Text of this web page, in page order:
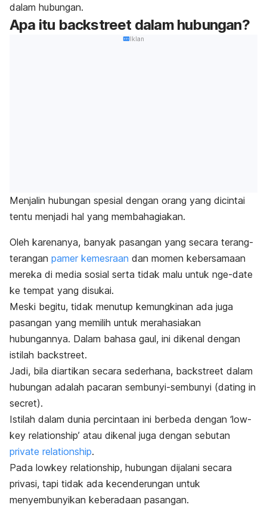
dalam hubungan.
Apa itu backstreetdalam hubungan?
Iklan
Menjalin hubungan spesial dengan orang yang dicintai
tentu menjadi hal yang membahagiakan.
Oleh karenanya, banyak pasangan yang secara terang-
terangan pamer kemesraan dan momen kebersamaan
mereka di media sosial serta tidak malu untuk nge-date
ke tempat yang disukai.
Meski begitu, tidak menutup kemungkinan ada juga
pasangan yang memilih untuk merahasiakan
hubungannya. Dalam bahasa gaul, ini dikenal dengan
istilah backstreet.
Jadi, bila diartikan secara sederhana, backstreet dalam
hubungan adalah pacaran sembunyi-sembunyi (dating in
secret).
Istilah dalam dunia percintaan ini berbeda dengan ‘low-
key relationship’ atau dikenal juga dengan sebutan
private relationship.
Pada lowkey relationship, hubungan dijalani secara
privasi, tapi tidak ada kecenderungan untuk
menyembunyikan keberadaan pasangan.